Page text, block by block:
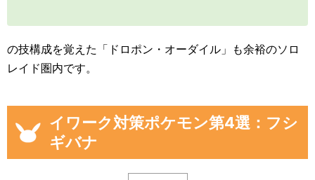
の技構成を覚えた「ドロポン・オーダイル」も余裕のソロ
レイド圏内です。
イワーク対策ポケモン第4選：フシ
ギバナ